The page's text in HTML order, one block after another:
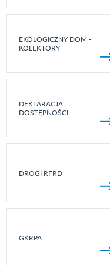
EKOLOGICZNY DOM -
KOLEKTORY
DEKLARACJA
DOSTĘPNOŚCI
DROGI RFRD
GKRPA